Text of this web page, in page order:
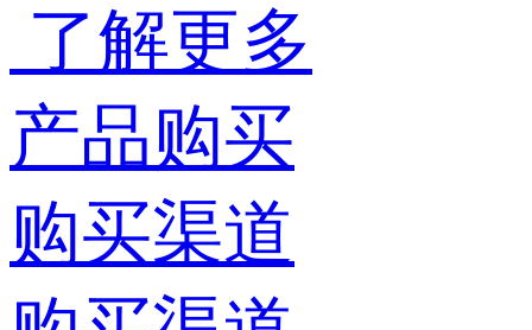
了解更多
产品购买
购买渠道